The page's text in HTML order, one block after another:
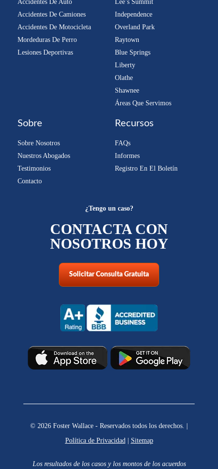
Accidentes De Auto
Accidentes De Camiones
Accidentes De Motocicleta
Mordeduras De Perro
Lesiones Deportivas
Lee’s Summit
Independence
Overland Park
Raytown
Blue Springs
Liberty
Olathe
Shawnee
Áreas Que Servimos
Sobre
Sobre Nosotros
Nuestros Abogados
Testimonios
Contacto
Recursos
FAQs
Informes
Registro En El Boletín
¿Tengo un caso?
CONTACTA CON
NOSOTROS HOY
Solicitar Consulta Gratuita
© 2026 Foster Wallace - Reservados todos los derechos. |
Política de Privacidad| Sitemap
Los resultados de los casos y los montos de los acuerdos